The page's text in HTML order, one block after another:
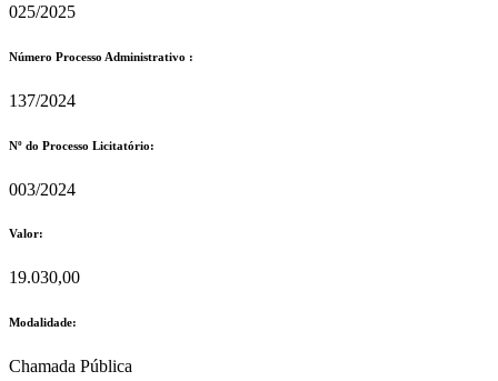
025/2025
Número Processo Administrativo :
137/2024
Nº do Processo Licitatório:
003/2024
Valor:
19.030,00
Modalidade:
Chamada Pública